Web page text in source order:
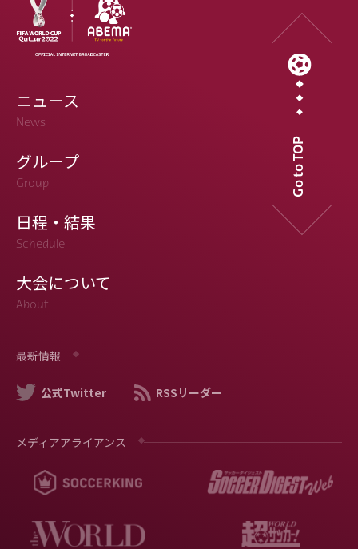
ニュース
News
グループ
Group
日程・結果
Schedule
大会について
About
最新情報
公式Twitter RSSリーダー
メディアアライアンス
Go to TOP